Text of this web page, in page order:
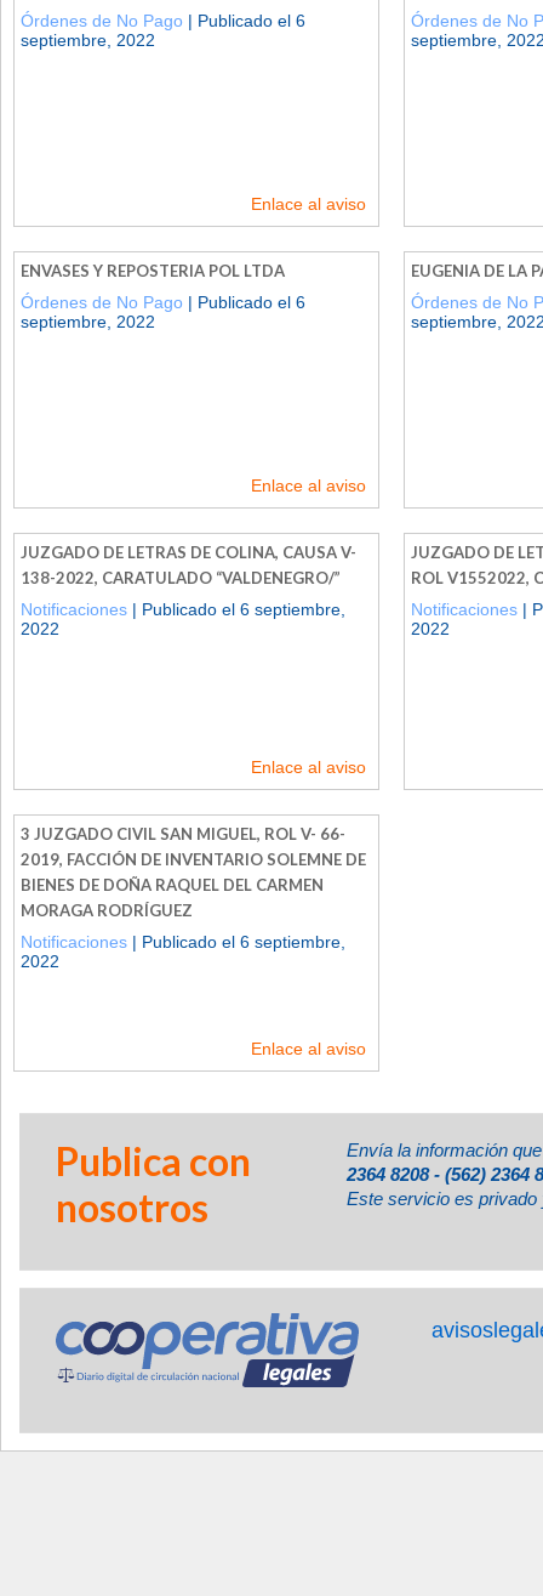
Órdenes de No Pago | Publicado el 6
septiembre, 2022
Enlace al aviso
Órdenes de No
septiembre,
ENVASES Y REPOSTERIA POL LTDA
Órdenes de No Pago | Publicado el 6
septiembre, 2022
Enlace al aviso
EUGENIA DE LA
Órdenes de No
septiembre,
JUZGADO DE LETRAS DE COLINA, CAUSA V-
138-2022, CARATULADO “VALDENEGRO/”
Notificaciones | Publicado el 6 septiembre,
2022
Enlace al aviso
JUZGADO DE
ROL V­155­2022,
Notificaciones |
2022
3 JUZGADO CIVIL SAN MIGUEL, ROL V- 66-
2019, FACCIÓN DE INVENTARIO SOLEMNE DE
BIENES DE DOÑA RAQUEL DEL CARMEN
MORAGA RODRÍGUEZ
Notificaciones | Publicado el 6 septiembre,
2022
Enlace al aviso
Publica con
nosotros
Envía la información
2364 8208 - (562) 2364
Este servicio es privado